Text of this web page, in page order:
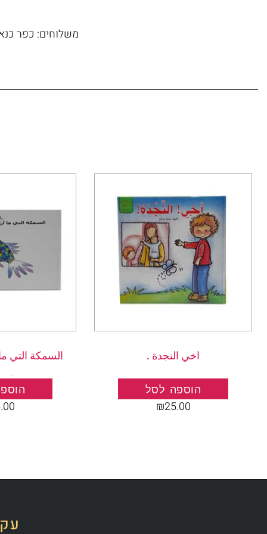
משלוחים: כפר
اخي النجدة .
הוספה לסל
₪25.00
السمكة التي